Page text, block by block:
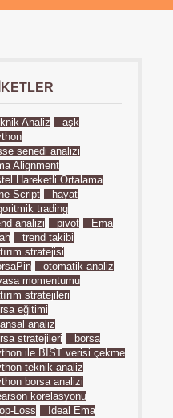
Analiz
aşk
senedi analizi
Alignment
Hareketli Ortalama
Script
hayat
trading
analizi
pivot
Ema
trend takibi
stratejisi
otomatik analiz
momentumu
stratejileri
eğitimi
analiz
stratejileri
borsa
ile BIST verisi çekme
teknik analiz
borsa analizi
korelasyonu
Loss
İdeal Ema